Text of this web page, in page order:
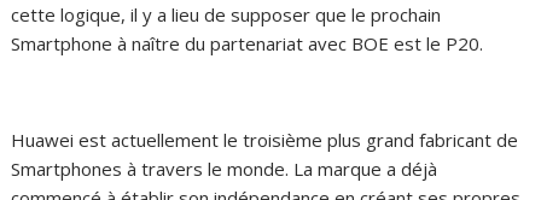
cette logique, il y a lieu de supposer que le prochain
Smartphone à naître du partenariat avec BOE est le P20.
Huawei est actuellement le troisième plus grand fabricant de
Smartphones à travers le monde. La marque a déjà